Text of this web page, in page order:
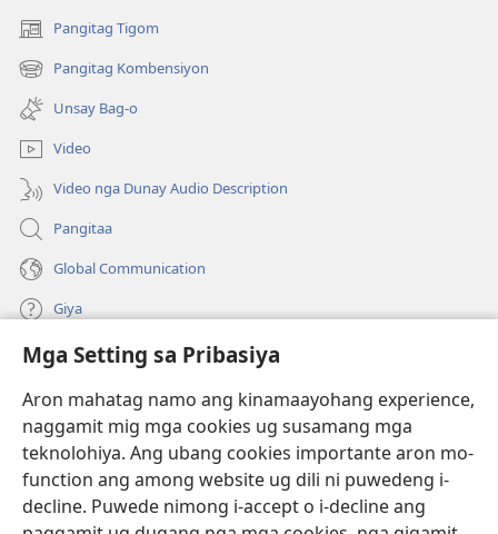
Mga Setting sa Pribasiya
Aron mahatag namo ang kinamaayohang experience,
naggamit mig mga cookies ug susamang mga
teknolohiya. Ang ubang cookies importante aron mo-
function ang among website ug dili ni puwedeng i-
decline. Puwede nimong i-accept o i-decline ang
Pangitag Tigom
(mo-
open
ug
bag-
ong
window)
Pangitag Kombensiyon
(mo-
open
ug
bag-
ong
window)
Unsay Bag-o
Video
Video nga Dunay Audio Description
Pangitaa
Global Communication
Giya
Donasyon
(mo-
open
bag-
ong
window)
Watchtower ONLINE NGA LIBRARYA
(mo-
open
ug
bag-
JW Hub
(mo-
open
ug
JW Library